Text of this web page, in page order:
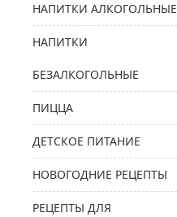
НАПИТКИ АЛКОГОЛЬНЫЕ
НАПИТКИ
БЕЗАЛКОГОЛЬНЫЕ
ПИЦЦА
ДЕТСКОЕ ПИТАНИЕ
НОВОГОДНИЕ РЕЦЕПТЫ
РЕЦЕПТЫ ДЛЯ